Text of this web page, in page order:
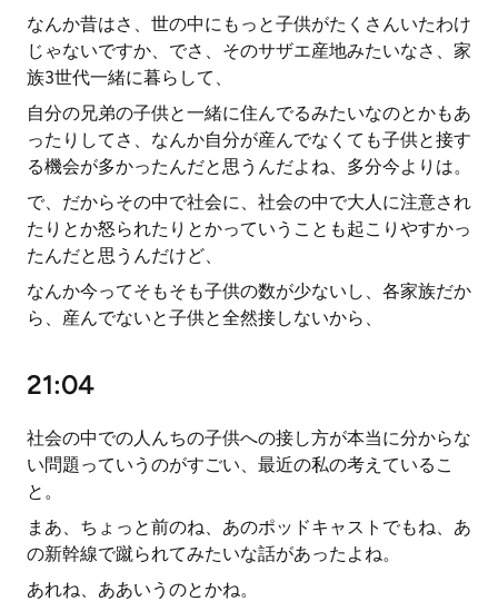
なんか昔はさ、世の中にもっと子供がたくさんいたわけ
じゃないですか、でさ、そのサザエ産地みたいなさ、家
族3世代一緒に暮らして、
自分の兄弟の子供と一緒に住んでるみたいなのとかもあ
ったりしてさ、なんか自分が産んでなくても子供と接す
る機会が多かったんだと思うんだよね、多分今よりは。
で、だからその中で社会に、社会の中で大人に注意され
たりとか怒られたりとかっていうことも起こりやすかっ
たんだと思うんだけど、
なんか今ってそもそも子供の数が少ないし、各家族だか
ら、産んでないと子供と全然接しないから、
21:04
社会の中での人んちの子供への接し方が本当に分からな
い問題っていうのがすごい、最近の私の考えているこ
と。
まあ、ちょっと前のね、あのポッドキャストでもね、あ
の新幹線で蹴られてみたいな話があったよね。
あれね、ああいうのとかね。